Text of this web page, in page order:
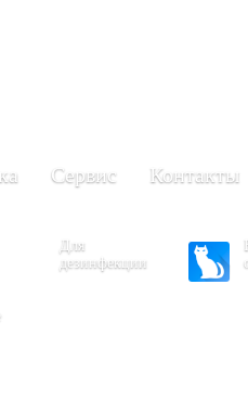
Сервис Контакты
Для
дезинфекции